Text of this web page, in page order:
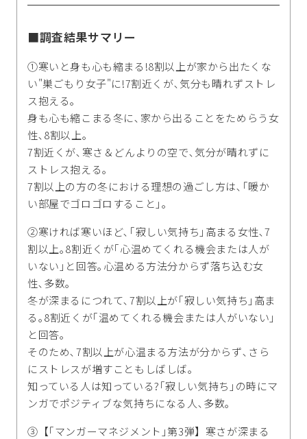
■調査結果サマリー
①寒いと身も心も縮まる!8割以上が家から出たくな
い"巣ごもり女子"に!7割近くが､気分も晴れずストレ
ス抱える｡
身も心も縮こまる冬に､家から出ることをためらう女
性､8割以上｡
7割近くが､寒さ＆どんよりの空で､気分が晴れずに
ストレス抱える｡
7割以上の方の冬における理想の過ごし方は､｢暖か
い部屋でゴロゴロすること｣｡
②寒ければ寒いほど､｢寂しい気持ち｣高まる女性､7
割以上｡8割近くが｢心温めてくれる機会または人が
いない｣と回答｡心温める方法分からず落ち込む女
性､多数｡
冬が深まるにつれて､7割以上が｢寂しい気持ち｣高ま
る｡8割近くが｢温めてくれる機会または人がいない｣
と回答｡
そのため､7割以上が心温まる方法が分からず､さら
にストレスが増すこともしばしば｡
知っている人は知っている?｢寂しい気持ち｣の時にマ
ンガでポジティブな気持ちになる人､多数｡
③【｢マンガーマネジメント｣第3弾】寒さが深まる